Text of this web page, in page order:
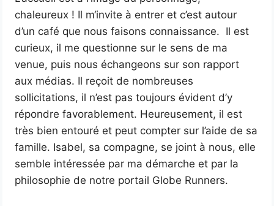
chaleureux ! Il m‘invite à entrer et c’est autour
d’un café que nous faisons connaissance. Il est
curieux, il me questionne sur le sens de ma
venue, puis nous échangeons sur son rapport
aux médias. Il reçoit de nombreuses
sollicitations, il n’est pas toujours évident d’y
répondre favorablement. Heureusement, il est
très bien entouré et peut compter sur l’aide de sa
famille. Isabel, sa compagne, se joint à nous, elle
semble intéressée par ma démarche et par la
philosophie de notre portail Globe Runners.